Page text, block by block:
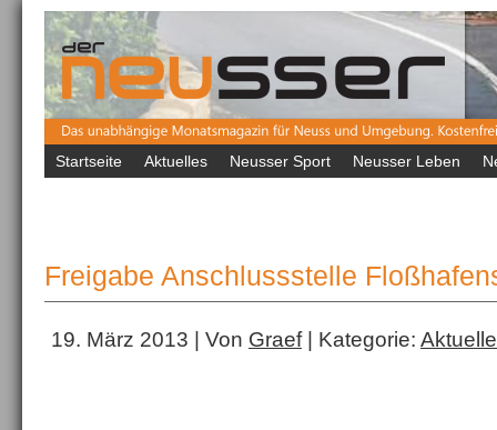
Startseite Aktuelles Neusser Sport Neusser Leben
Freigabe Anschlussstelle
19. März 2013 | Von Graef| Kategorie: